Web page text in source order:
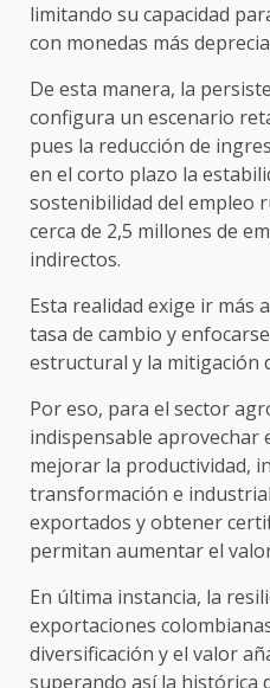
limitando su capacidad
con monedas más
De esta manera, la
configura un escenario
pues la reducción de
en el corto plazo la
sostenibilidad del empleo
cerca de 2,5 millones de
indirectos.
Esta realidad exige ir más
tasa de cambio y
estructural y la mitigación
Por eso, para el sector
indispensable aprovechar
mejorar la productividad,
transformación e
exportados y obtener
permitan aumentar el
En última instancia, la
exportaciones
diversificación y el valor
superando así la histórica